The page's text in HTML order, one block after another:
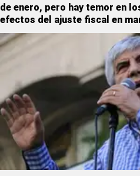
de enero, pero hay temor en
efectos del ajuste fiscal en